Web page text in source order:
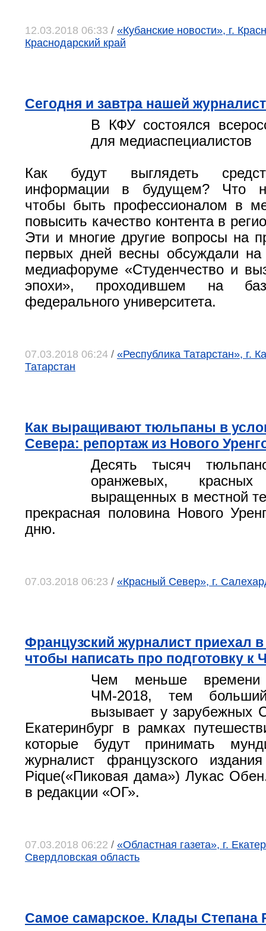
12.03.2018 06:33 / «Кубанские новости», г.
Краснодарский край
Сегодня и завтра нашей
В КФУ состоялся
для медиаспециалистов
Как будут выглядеть
информации в будущем? Что
чтобы быть профессионалом в
повысить качество контента в
Эти и многие другие вопросы на
первых дней весны обсуждали на
медиафоруме «Студенчество и
эпохи», проходившем на
федерального университета.
07.03.2018 06:24 / «Республика Татарстан», г.
Татарстан
Как выращивают тюльпаны в
Севера: репортаж из Нового
Десять тысяч
оранжевых,
выращенных в местной
прекрасная половина Нового
дню.
07.03.2018 06:23 / «Красный Север», г.
Французский журналист приехал в
чтобы написать про подготовку к
Чем меньше времени
ЧМ-2018, тем
вызывает у
Екатеринбург в рамках
которые будут принимать
журналист французского
Pique(«Пиковая дама») Лукас
в редакции «ОГ».
07.03.2018 06:22 / «Областная газета», г.
Свердловская область
Самое самарское. Клады Степана